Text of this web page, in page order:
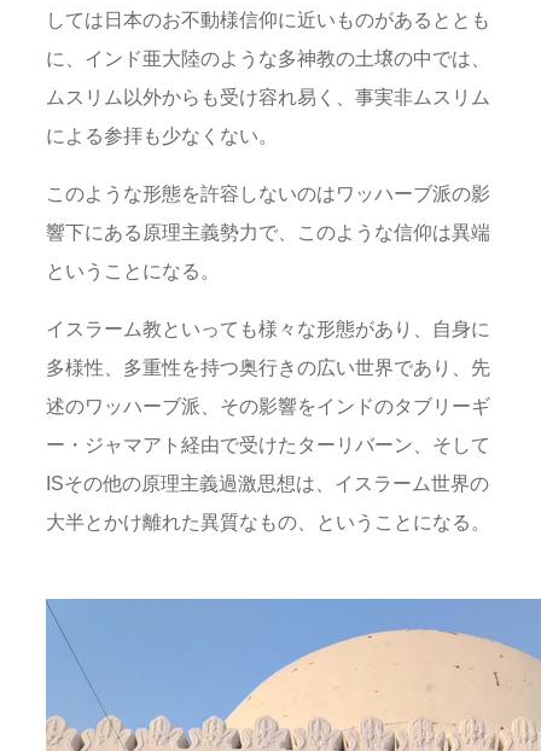
しては日本のお不動様信仰に近いものがあるととも
に、インド亜大陸のような多神教の土壌の中では、
ムスリム以外からも受け容れ易く、事実非ムスリム
による参拝も少なくない。
このような形態を許容しないのはワッハーブ派の影
響下にある原理主義勢力で、このような信仰は異端
ということになる。
イスラーム教といっても様々な形態があり、自身に
多様性、多重性を持つ奥行きの広い世界であり、先
述のワッハーブ派、その影響をインドのタブリーギ
ー・ジャマアト経由で受けたターリバーン、そして
ISその他の原理主義過激思想は、イスラーム世界の
大半とかけ離れた異質なもの、ということになる。